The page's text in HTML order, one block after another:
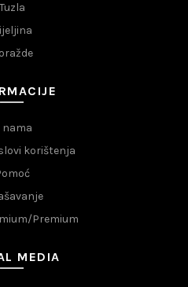
Tuzla
nama
korištenja
Premium
MEDIA